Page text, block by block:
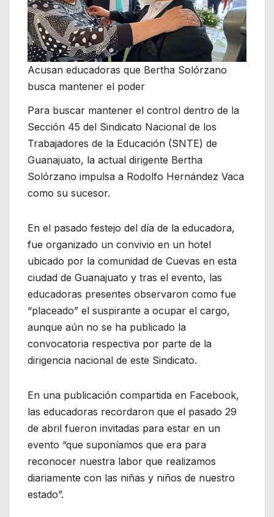
Acusan educadoras que Bertha Solórzano
busca mantener el poder
Para buscar mantener el control dentro de la
Sección 45 del Sindicato Nacional de los
Trabajadores de la Educación (SNTE) de
Guanajuato, la actual dirigente Bertha
Solórzano impulsa a Rodolfo Hernández Vaca
como su sucesor.
En el pasado festejo del día de la educadora,
fue organizado un convivio en un hotel
ubicado por la comunidad de Cuevas en esta
ciudad de Guanajuato y tras el evento, las
educadoras presentes observaron como fue
“placeado” el suspirante a ocupar el cargo,
aunque aún no se ha publicado la
convocatoria respectiva por parte de la
dirigencia nacional de este Sindicato.
En una publicación compartida en Facebook,
las educadoras recordaron que el pasado 29
de abril fueron invitadas para estar en un
evento “que suponíamos que era para
reconocer nuestra labor que realizamos
diariamente con las niñas y niños de nuestro
estado”.